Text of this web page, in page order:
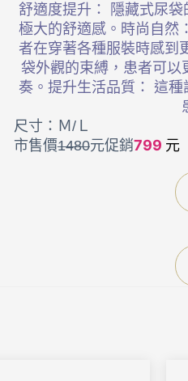
舒適度提升： 隱藏式尿
極大的舒適感。時尚自然
者在穿著各種服裝時感到
袋外觀的束縛，患者可以
奏。提升生活品質： 這
尺寸：Ｍ/Ｌ
市售價1480元促銷799 元